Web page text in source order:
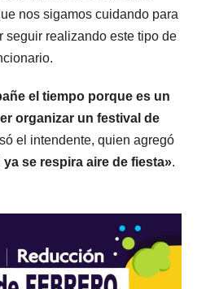
nos sigamos cuidando para
seguir realizando este tipo de
el tiempo porque es un
organizar un festival de
el intendente, quien agregó
se respira aire de fiesta».